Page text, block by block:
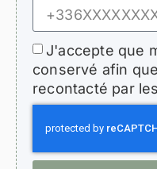
J'accepte que
conservé afin
recontacté par